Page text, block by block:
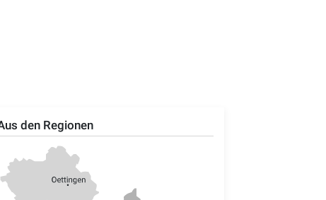
den Regionen